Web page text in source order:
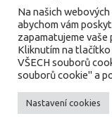
© valka.online |
Na našich
abychom vám
zapamatujeme vaše
Kliknutím na
VŠECH souborů
souborů cookie" a
Nastavení cookies